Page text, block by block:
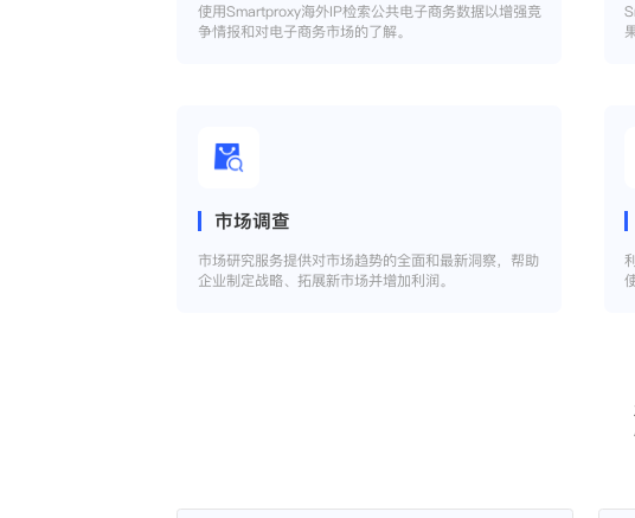
使用Smartproxy海外IP检索公共电子商务数据以增强竞
争情报和对电子商务市场的了解。
市场调查
市场研究服务提供对市场趋势的全面和最新洞察，帮助
企业制定战略、拓展新市场并增加利润。